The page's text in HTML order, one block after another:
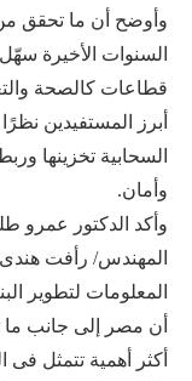
وأوضح أن ما تحقق
السنوات الأخيرة
قطاعات كالصحة
أبرز المستفيدين
السحابية تخزينها
وأمان.
وأكد الدكتور عمرو
المهندس/ رأفت هندى،
المعلومات لتطوير
أن مصر إلى جانب ما
أكثر أهمية تتمثل